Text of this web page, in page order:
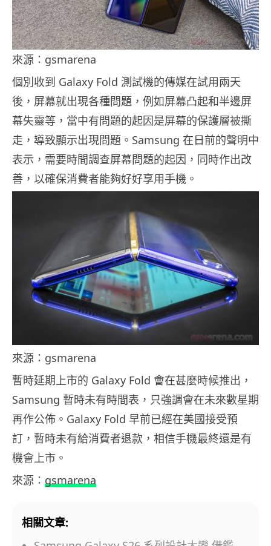
來源：gsmarena
個別收到 Galaxy Fold 測試機的傳媒在試用兩天
後，屏幕就出現各種問題，例如屏幕凸起和半邊屏
幕失靈等，當中有問題的起因是屏幕的保護層被撕
走，導致顯示出現問題。Samsung 在日前的聲明中
表示，需要時間調查屏幕問題的起因，同時作出改
善，以確保消費者能夠好好享用手機。
來源：gsmarena
暫時延期上市的 Galaxy Fold 會在甚麼時候推出，
Samsung 暫時未有時間表，只強調會在未來數星期
再作公佈。Galaxy Fold 早前已經在美國接受預
訂，暫時未有給消費者退款，相信手機最終還是有
機會上市。
來源： gsmarena
相關文章: